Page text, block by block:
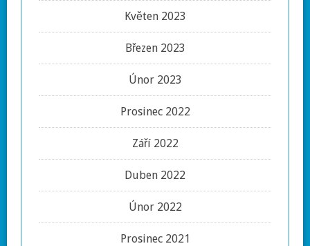
Květen 2023
Březen 2023
Únor 2023
Prosinec 2022
Září 2022
Duben 2022
Únor 2022
Prosinec 2021